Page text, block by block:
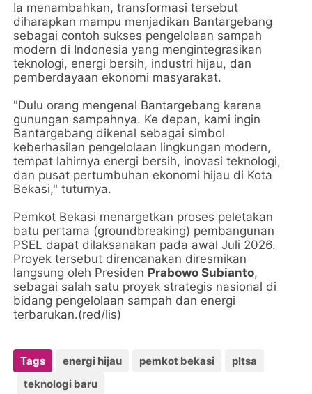
Ia menambahkan, transformasi tersebut
diharapkan mampu menjadikan Bantargebang
sebagai contoh sukses pengelolaan sampah
modern di Indonesia yang mengintegrasikan
teknologi, energi bersih, industri hijau, dan
pemberdayaan ekonomi masyarakat.
"Dulu orang mengenal Bantargebang karena
gunungan sampahnya. Ke depan, kami ingin
Bantargebang dikenal sebagai simbol
keberhasilan pengelolaan lingkungan modern,
tempat lahirnya energi bersih, inovasi teknologi,
dan pusat pertumbuhan ekonomi hijau di Kota
Bekasi," tuturnya.
Pemkot Bekasi menargetkan proses peletakan
batu pertama (groundbreaking) pembangunan
PSEL dapat dilaksanakan pada awal Juli 2026.
Proyek tersebut direncanakan diresmikan
langsung oleh Presiden Prabowo Subianto,
sebagai salah satu proyek strategis nasional di
bidang pengelolaan sampah dan energi
terbarukan.(red/lis)
Tags energi hijau pemkot bekasi
pltsa
teknologi baru